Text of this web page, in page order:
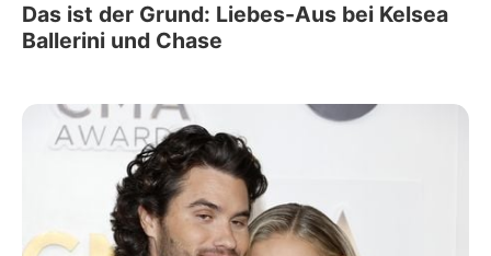
Das ist der Grund: Liebes-Aus bei Kelsea
Ballerini und Chase